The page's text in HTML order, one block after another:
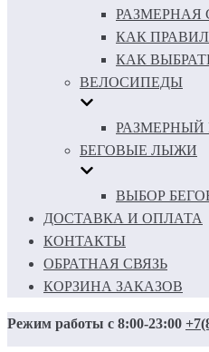
РАЗМЕРНАЯ
КАК
КАК
ВЕЛОСИПЕДЫ
РАЗМЕРНЫЙ
БЕГОВЫЕ ЛЫЖИ
ВЫБОР
ДОСТАВКА И ОПЛАТА
КОНТАКТЫ
ОБРАТНАЯ СВЯЗЬ
КОРЗИНА ЗАКАЗОВ
Режим работы с 8:00-23:00